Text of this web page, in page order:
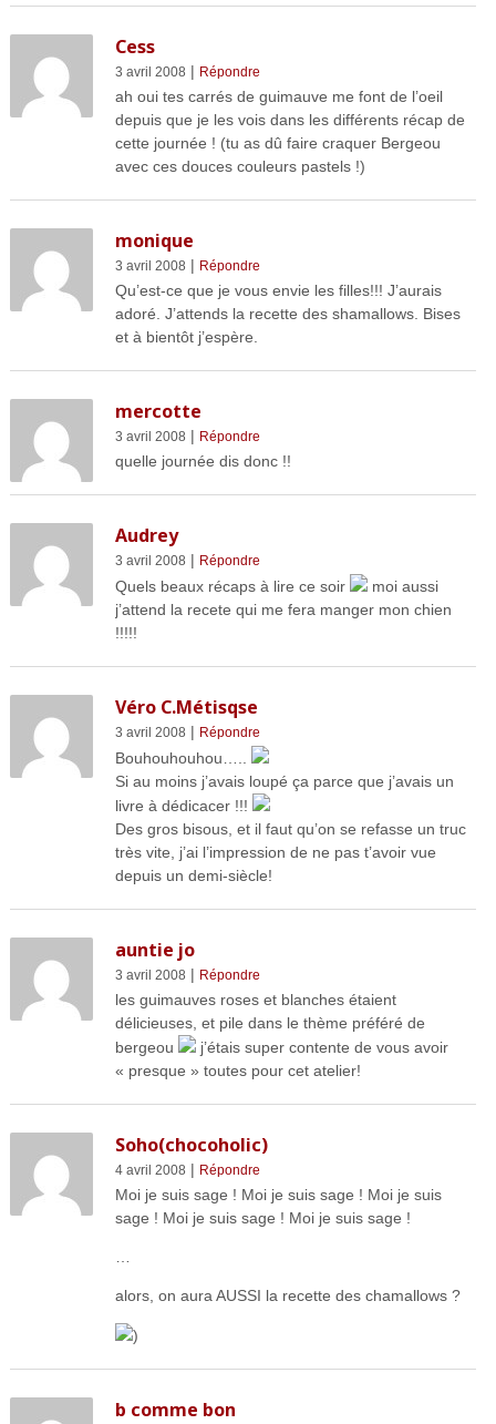
Cess
3 avril 2008 | Répondre
ah oui tes carrés de guimauve me font de l’oeil
depuis que je les vois dans les différents récap de
cette journée ! (tu as dû faire craquer Bergeou
avec ces douces couleurs pastels !)
monique
3 avril 2008 | Répondre
Qu’est-ce que je vous envie les filles!!! J’aurais
adoré. J’attends la recette des shamallows. Bises
et à bientôt j’espère.
mercotte
3 avril 2008 | Répondre
quelle journée dis donc !!
Audrey
3 avril 2008 | Répondre
Quels beaux récaps à lire ce soir
moi aussi
j’attend la recete qui me fera manger mon chien
!!!!!
Véro C.Métisqse
3 avril 2008 | Répondre
Bouhouhouhou…..
Si au moins j’avais loupé ça parce que j’avais un
livre à dédicacer !!!
Des gros bisous, et il faut qu’on se refasse un truc
très vite, j’ai l’impression de ne pas t’avoir vue
depuis un demi-siècle!
auntie jo
3 avril 2008 | Répondre
les guimauves roses et blanches étaient
délicieuses, et pile dans le thème préféré de
bergeou
j’étais super contente de vous avoir
« presque » toutes pour cet atelier!
Soho(chocoholic)
4 avril 2008 | Répondre
Moi je suis sage ! Moi je suis sage ! Moi je suis
sage ! Moi je suis sage ! Moi je suis sage !
alors, on aura AUSSI la recette des chamallows ?
)
b comme bon